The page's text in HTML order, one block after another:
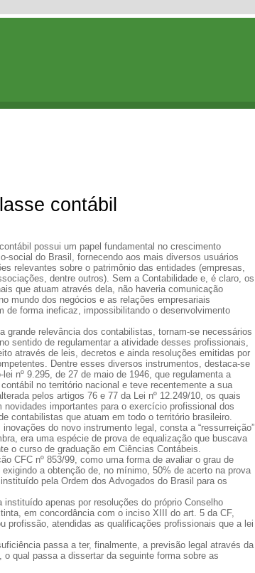
contábil
possui um papel fundamental no crescimento
social do Brasil, fornecendo aos mais diversos usuários
relevantes sobre o patrimônio das entidades (empresas,
dentre outros). Sem a Contabilidade e, é claro, os
que atuam através dela, não haveria comunicação
mundo dos negócios e as relações empresariais
de forma ineficaz, impossibilitando o desenvolvimento
grande relevância dos contabilistas, tornam-se necessários
sentido de regulamentar a atividade desses profissionais,
através de leis, decretos e ainda resoluções emitidas por
Dentre esses diversos instrumentos, destaca-se
lei nº 9.295, de 27 de maio de 1946, que regulamenta a
no território nacional e teve recentemente a sua
pelos artigos 76 e 77 da Lei nº 12.249/10, os quais
novidades importantes para o exercício profissional dos
contabilistas que atuam em todo o território brasileiro.
inovações do novo instrumento legal, consta a “ressurreição”
era uma espécie de prova de equalização que buscava
o curso de graduação em Ciências Contábeis.
CFC nº 853/99, como uma forma de avaliar o grau de
a obtenção de, no mínimo, 50% de acerto na prova
pela Ordem dos Advogados do Brasil para os
apenas por resoluções do próprio Conselho
em concordância com o inciso XIII do art. 5 da CF,
profissão, atendidas as qualificações profissionais que a lei
passa a ter, finalmente, a previsão legal através da
qual passa a dissertar da seguinte forma sobre as